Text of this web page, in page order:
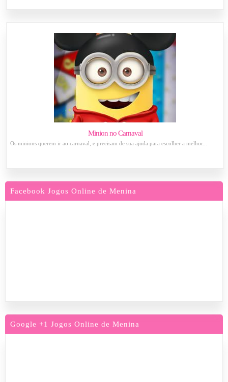
Minion no Carnaval
Os minions querem ir ao carnaval, e precisam de sua ajuda para escolher a melhor...
Facebook Jogos Online de Menina
Google +1 Jogos Online de Menina